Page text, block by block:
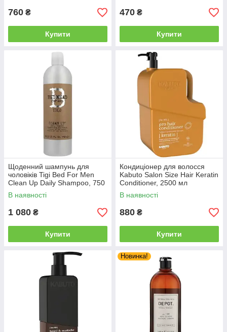
760 ₴
Купити
470 ₴
Купити
Щоденний шампунь для
чоловіків Tigi Bed For Men
Clean Up Daily Shampoo, 750
мл (TG3575)
В наявності
1 080 ₴
Купити
Кондиціонер для волосся
Kabuto Salon Size Hair Keratin
Conditioner, 2500 мл
(8685077950841)
В наявності
880 ₴
Купити
Новинка!